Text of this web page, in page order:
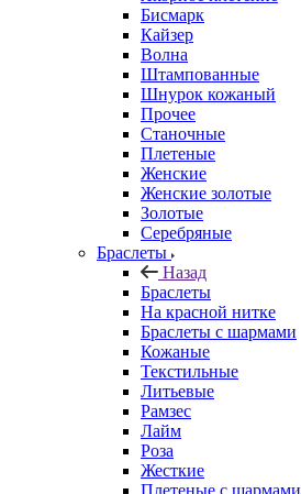
Бисмарк
Кайзер
Волна
Штампованные
Шнурок кожаный
Прочее
Станочные
Плетеные
Женские
Женские золотые
Золотые
Серебряные
Браслеты
Назад
Браслеты
На красной нитке
Браслеты с шармами
Кожаные
Текстильные
Литьевые
Рамзес
Лайм
Роза
Жесткие
Плетеные с шармами